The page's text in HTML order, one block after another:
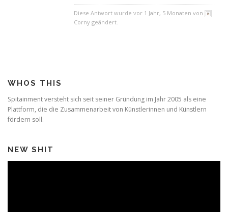
Diese Antwort wurde vor 1 Jahr, 5 Monaten von
Corny geändert.
WHOS THIS
Spitainment versteht sich seit seiner Gründung im Jahr 2005 als eine
Plattform, die die Zusammenarbeit von Künstlerinnen und Künstlern
fördern soll.
NEW SHIT